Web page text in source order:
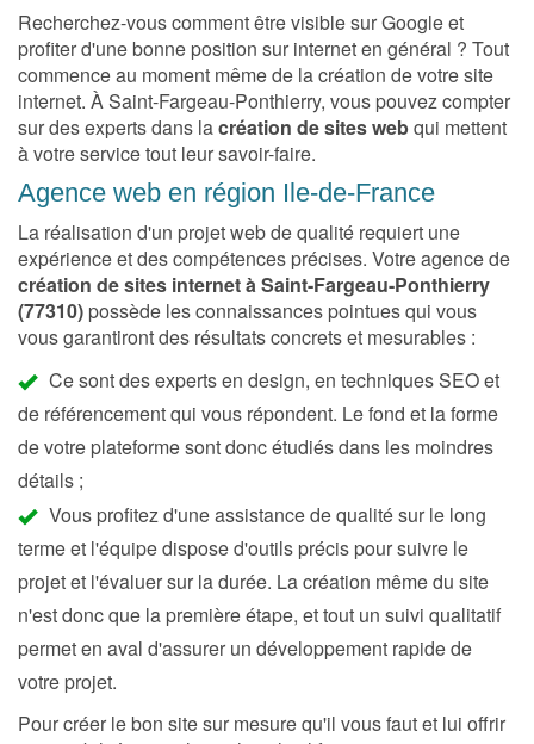
Recherchez-vous comment être visible sur Google et
profiter d'une bonne position sur internet en général ? Tout
commence au moment même de la création de votre site
internet. À Saint-Fargeau-Ponthierry, vous pouvez compter
sur des experts dans lacréation de sites webqui mettent
à votre service tout leur savoir-faire.
Agence web en région Ile-de-France
La réalisation d'un projet web de qualité requiert une
expérience et des compétences précises. Votre agence de
création de sites internet à Saint-Fargeau-Ponthierry
(77310) possède les connaissances pointues qui vous
vous garantiront des résultats concrets et mesurables :
Ce sont des experts en design, en techniques SEO et
de référencement qui vous répondent. Le fond et la forme
de votre plateforme sont donc étudiés dans les moindres
détails ;
Vous profitez d'une assistance de qualité sur le long
terme et l'équipe dispose d'outils précis pour suivre le
projet et l'évaluer sur la durée. La création même du site
n'est donc que la première étape, et tout un suivi qualitatif
permet en aval d'assurer un développement rapide de
votre projet.
Pour créer le bon site sur mesure qu'il vous faut et lui offrir